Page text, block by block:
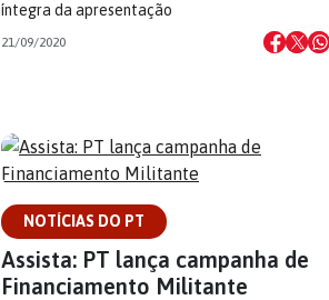
íntegra da apresentação
21/09/2020
NOTÍCIAS DO PT
Assista: PT lança campanha de
Financiamento Militante